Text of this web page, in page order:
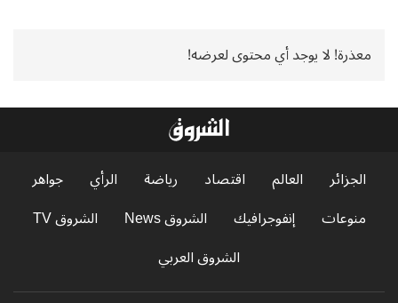
معذرة! لا يوجد أي محتوى لعرضه!
الجزائر العالم اقتصاد رياضة الرأي
جواهر
منوعات
إنفوجرافيك الشروق News
الشروق TV
الشروق العربي